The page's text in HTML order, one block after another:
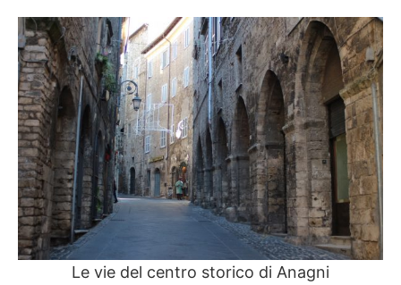
Le vie del centro storico di Anagni